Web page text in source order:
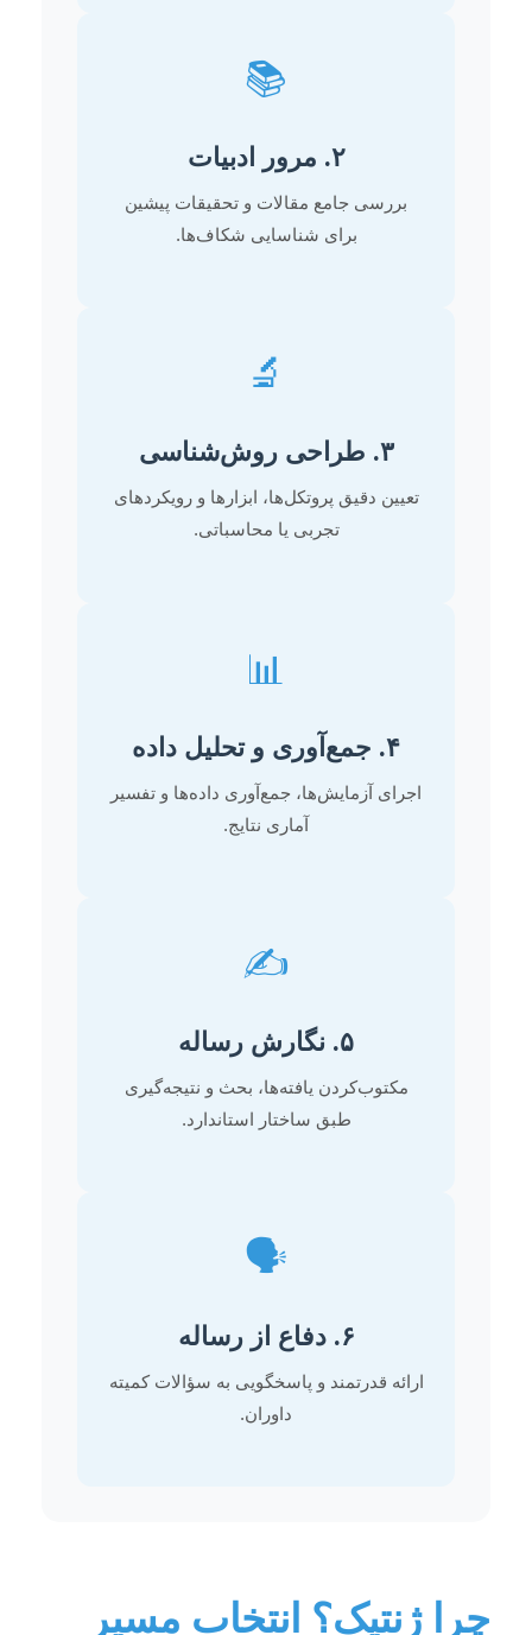
📚
۲. مرور ادبیات
بررسی جامع مقالات و تحقیقات پیشین
برای شناسایی شکاف‌ها.
🔬
۳. طراحی روش‌شناسی
تعیین دقیق پروتکل‌ها، ابزارها و رویکردهای
تجربی یا محاسباتی.
📊
۴. جمع‌آوری و تحلیل داده
اجرای آزمایش‌ها، جمع‌آوری داده‌ها و تفسیر
آماری نتایج.
✍️
۵. نگارش رساله
مکتوب‌کردن یافته‌ها، بحث و نتیجه‌گیری
طبق ساختار استاندارد.
🗣️
۶. دفاع از رساله
ارائه قدرتمند و پاسخگویی به سؤالات کمیته
داوران.
چرا ژنتیک؟ انتخاب مسیر